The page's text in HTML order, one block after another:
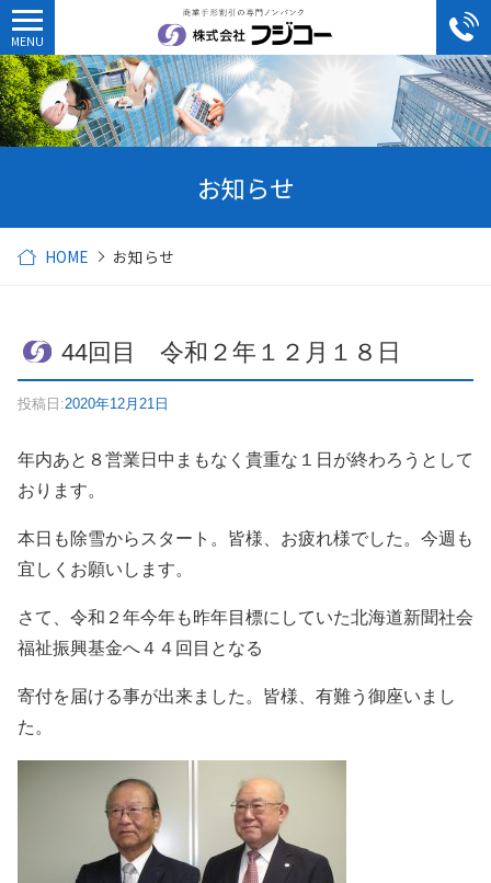
お知らせ
HOME お知らせ
44回目 令和２年１２月１８日
投稿日:2020年12月21日
年内あと８営業日中まもなく貴重な１日が終わろうとして
おります。
本日も除雪からスタート。皆様、お疲れ様でした。今週も
宜しくお願いします。
さて、令和２年今年も昨年目標にしていた北海道新聞社会
福祉振興基金へ４４回目となる
寄付を届ける事が出来ました。皆様、有難う御座いまし
た。